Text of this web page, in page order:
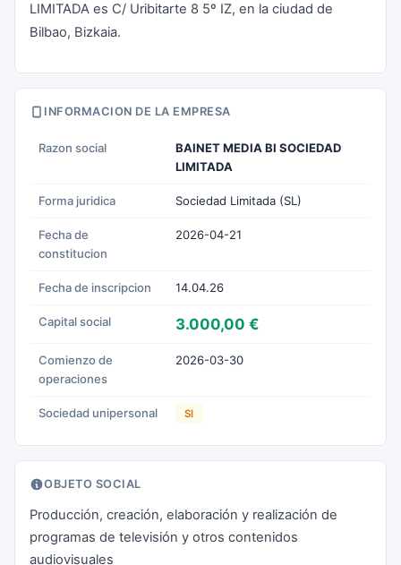
LIMITADA es C/ Uribitarte 8 5º IZ, en la ciudad de
Bilbao, Bizkaia.
INFORMACION DE LA EMPRESA
Razon social
BAINET MEDIA BI SOCIEDAD
LIMITADA
Forma juridica Sociedad Limitada (SL)
Fecha de
constitucion
2026-04-21
Fecha de inscripcion 14.04.26
Capital social 3.000,00 €
Comienzo de
operaciones
2026-03-30
Sociedad unipersonal SI
OBJETO SOCIAL
Producción, creación, elaboración y realización de
programas de televisión y otros contenidos
audiovisuales